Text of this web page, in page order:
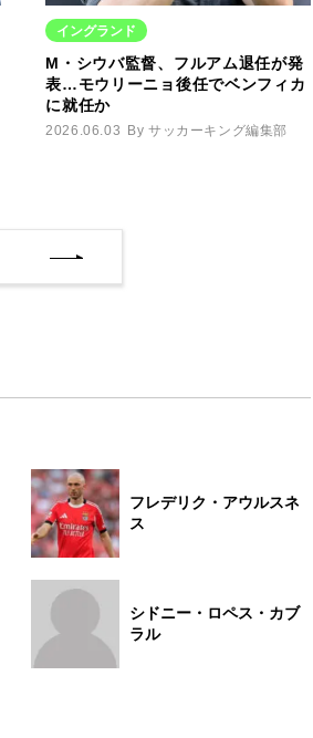
イングランド
M・シウバ監督、フルアム退任が発
表…モウリーニョ後任でベンフィカ
に就任か
2026.06.03 By サッカーキング編集部
フレデリク・アウルスネ
ス
シドニー・ロペス・カブ
ラル